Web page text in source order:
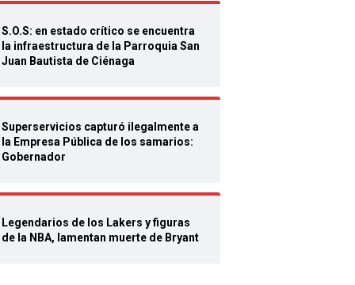
S.O.S: en estado crítico se encuentra
la infraestructura de la Parroquia San
Juan Bautista de Ciénaga
Superservicios capturó ilegalmente a
la Empresa Pública de los samarios:
Gobernador
Legendarios de los Lakers y figuras
de la NBA, lamentan muerte de Bryant